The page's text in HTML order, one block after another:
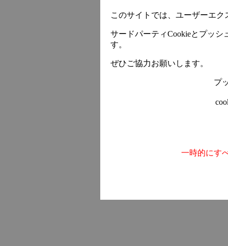
このサイトでは、ユーザーエ
サードパーティCookieとプッ
す。
ぜひご協力お願いします。
プ
一時的にす